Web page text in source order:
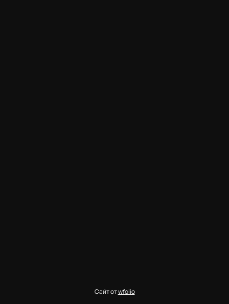
Сайт отwfolio